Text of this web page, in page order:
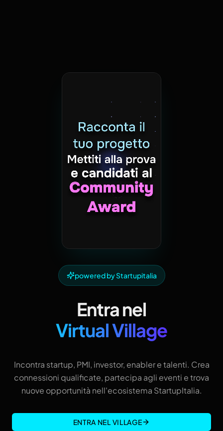
powered by Startupitalia
Entra nel
Virtual Village
Incontra startup, PMI, investor, enabler e talenti. Crea
connessioni qualificate, partecipa agli eventi e trova
nuove opportunità nell'ecosistema StartupItalia.
ENTRA NEL VILLAGE